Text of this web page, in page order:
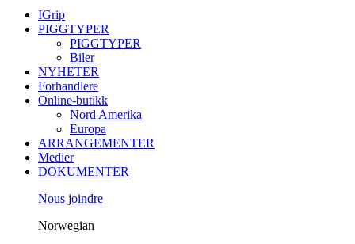
IGrip
PIGGTYPER
PIGGTYPER
Biler
NYHETER
Forhandlere
Online-butikk
Nord Amerika
Europa
ARRANGEMENTER
Medier
DOKUMENTER
Nous joindre
Norwegian